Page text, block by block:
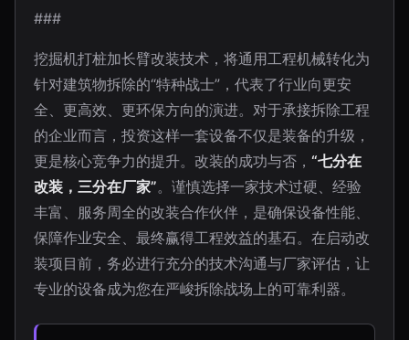
###
挖掘机打桩加长臂改装技术，将通用工程机械转化为
针对建筑物拆除的“特种战士”，代表了行业向更安
全、更高效、更环保方向的演进。对于承接拆除工程
的企业而言，投资这样一套设备不仅是装备的升级，
更是核心竞争力的提升。改装的成功与否， “七分在
改装，三分在厂家”。谨慎选择一家技术过硬、经验
丰富、服务周全的改装合作伙伴，是确保设备性能、
保障作业安全、最终赢得工程效益的基石。在启动改
装项目前，务必进行充分的技术沟通与厂家评估，让
专业的设备成为您在严峻拆除战场上的可靠利器。